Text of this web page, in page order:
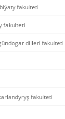
fakulteti
fakulteti
dilleri fakulteti
fakulteti